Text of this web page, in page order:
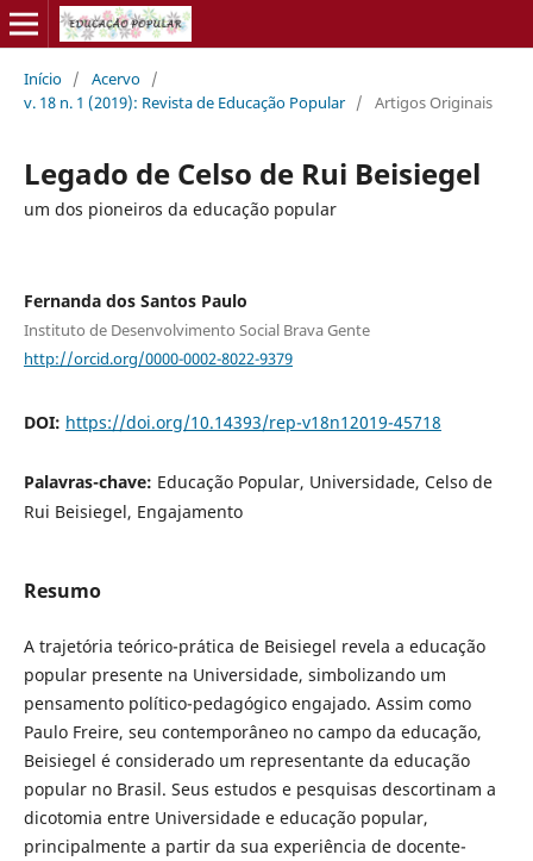
Início / Acervo /
v. 18 n. 1 (2019): Revista de Educação Popular / Artigos Originais
Legado de Celso de Rui Beisiegel
um dos pioneiros da educação popular
Fernanda dos Santos Paulo
Instituto de Desenvolvimento Social Brava Gente
http://orcid.org/0000-0002-8022-9379
DOI: https://doi.org/10.14393/rep-v18n12019-45718
Palavras-chave: Educação Popular, Universidade, Celso de
Rui Beisiegel, Engajamento
Resumo
A trajetória teórico-prática de Beisiegel revela a educação
popular presente na Universidade, simbolizando um
pensamento político-pedagógico engajado. Assim como
Paulo Freire, seu contemporâneo no campo da educação,
Beisiegel é considerado um representante da educação
popular no Brasil. Seus estudos e pesquisas descortinam a
dicotomia entre Universidade e educação popular,
principalmente a partir da sua experiência de docente-